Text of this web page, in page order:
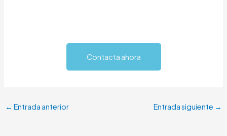
Contacta ahora
← Entrada anterior Entrada siguiente →